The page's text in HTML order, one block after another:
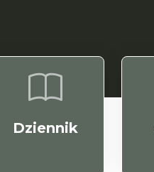
Dziennik